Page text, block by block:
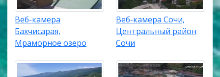
Веб-камера
Бахчисарая,
Мраморное озеро
Веб-камера Сочи,
Центральный район
Сочи